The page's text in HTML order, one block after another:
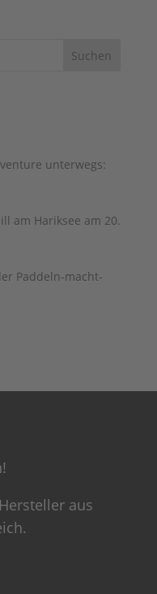
unterwegs:
am Hariksee am 20.
Paddeln-macht-
aus